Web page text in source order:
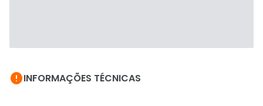
INFORMAÇÕES TÉCNICAS